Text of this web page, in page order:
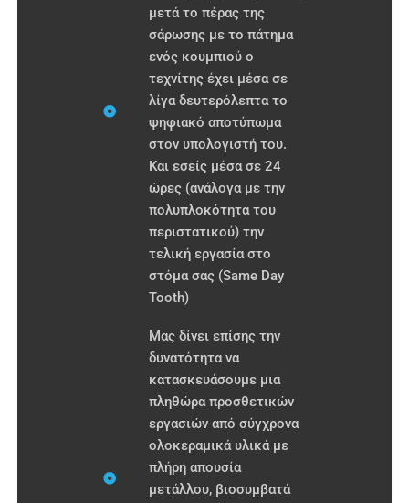
μετά το πέρας της
σάρωσης με το πάτημα
ενός κουμπιού ο
τεχνίτης έχει μέσα σε
λίγα δευτερόλεπτα το
ψηφιακό αποτύπωμα
στον υπολογιστή του.
Και εσείς μέσα σε 24
ώρες (ανάλογα με την
πολυπλοκότητα του
περιστατικού) την
τελική εργασία στο
στόμα σας (Same Day
Tooth)
Μας δίνει επίσης την
δυνατότητα να
κατασκευάσουμε μια
πληθώρα προσθετικών
εργασιών από σύγχρονα
ολοκεραμικά υλικά με
πλήρη απουσία
μετάλλου, βιοσυμβατά